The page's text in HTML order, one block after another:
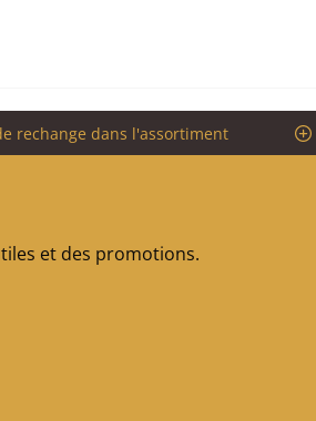
rechange dans l'assortiment
et des promotions.